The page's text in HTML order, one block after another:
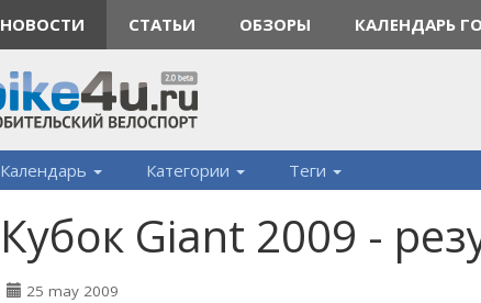
НОВОСТИ СТАТЬИ ОБЗОРЫ КАЛЕНДАРЬ
Календарь Категории Теги
Кубок Giant 2009 -
25 may 2009